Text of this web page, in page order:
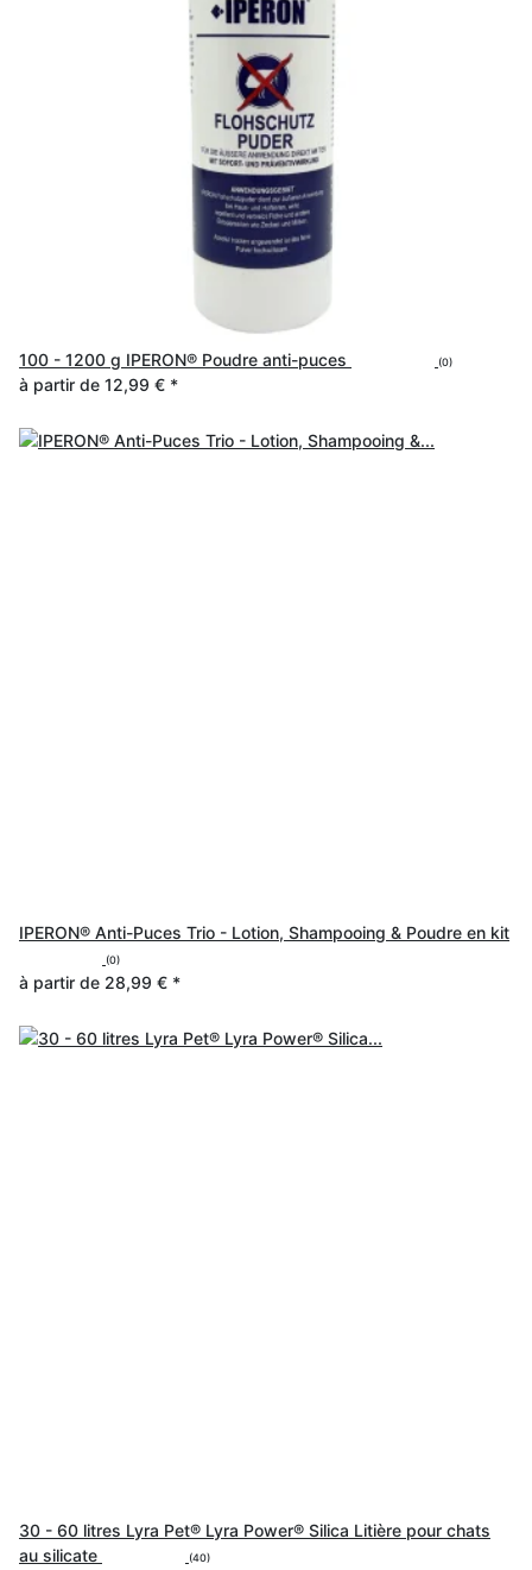
100 - 1200 g IPERON® Poudre anti-puces (0)
à partir de 12,99 € *
IPERON® Anti-Puces Trio - Lotion, Shampooing & Poudre en kit
(0)
à partir de 28,99 € *
30 - 60 litres Lyra Pet® Lyra Power® Silica Litière pour chats
au silicate
(40)